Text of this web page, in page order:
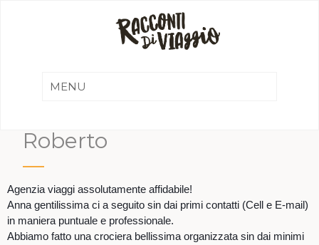
Roberto
Agenzia viaggi assolutamente affidabile!
Anna gentilissima ci a seguito sin dai primi contatti (Cell e E-mail)
in maniera puntuale e professionale.
Abbiamo fatto una crociera bellissima organizzata sin dai minimi